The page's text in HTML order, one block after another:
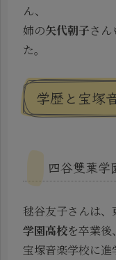
ん、
姉の矢代朝子さん
た。
学歴と宝塚
四谷雙葉学
毬谷友子さんは、
学園高校を卒業後、
宝塚音楽学校に進